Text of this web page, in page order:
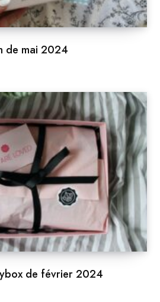
de mai 2024
de février 2024